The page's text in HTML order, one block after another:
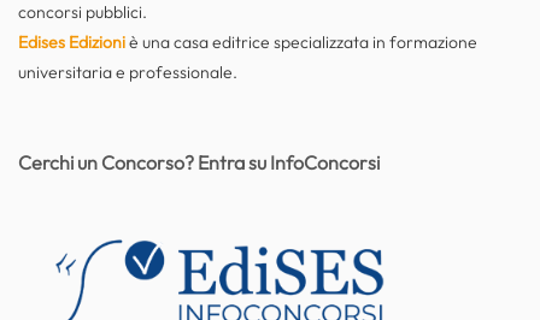
concorsi pubblici.
Edises Edizioniè una casa editrice specializzata in formazione
universitaria e professionale.
Cerchi un Concorso? Entra su InfoConcorsi